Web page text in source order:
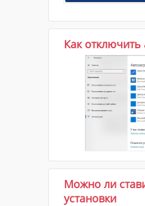
Как
Можно ли
установки